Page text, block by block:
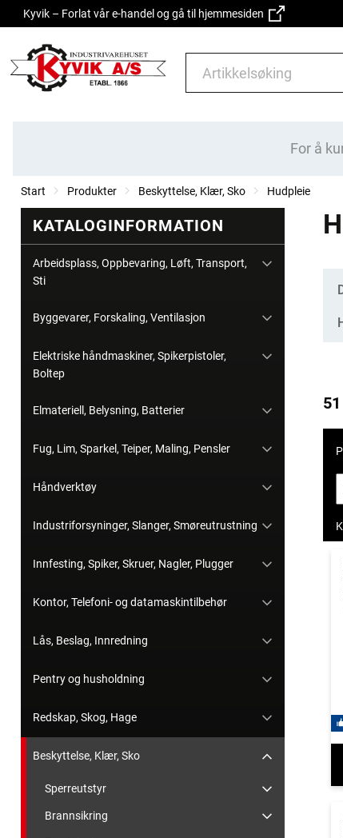
Kyvik – Forlat vår e-handel og gå til hjemmesiden
For å
Start Produkter Beskyttelse, Klær, Sko Hudpleie
KATALOGINFORMATION
Arbeidsplass, Oppbevaring, Løft, Transport,
Sti
Byggevarer, Forskaling, Ventilasjon
Elektriske håndmaskiner, Spikerpistoler,
Boltep
Elmateriell, Belysning, Batterier
Fug, Lim, Sparkel, Teiper, Maling, Pensler
Håndverktøy
Industriforsyninger, Slanger, Smøreutrustning
Innfesting, Spiker, Skruer, Nagler, Plugger
Kontor, Telefoni- og datamaskintilbehør
Lås, Beslag, Innredning
Pentry og husholdning
Redskap, Skog, Hage
Beskyttelse, Klær, Sko
Sperreutstyr
Brannsikring